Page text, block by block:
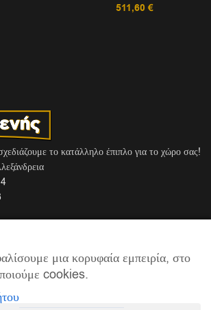
511,60 €
το κατάλληλο έπιπλο για το χώρο σας!
μια κορυφαία εμπειρία, στο
cookies.